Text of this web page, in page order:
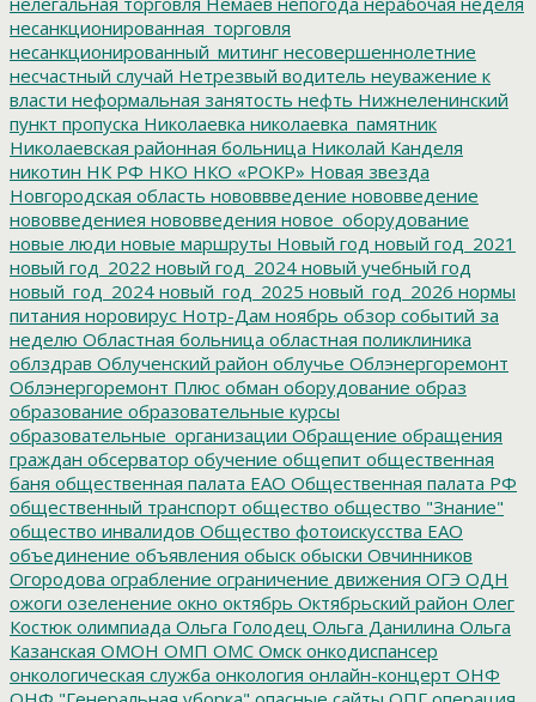
несанкционированная_торговля
несанкционированный_митинг несовершеннолетние
несчастный случай Нетрезвый водитель неуважение к
власти неформальная занятость нефть Нижнеленинский
пункт пропуска Николаевка николаевка_памятник
Николаевская районная больница Николай Канделя
никотин НК РФ НКО НКО «РОКР» Новая звезда
Новгородская область нововвведение нововведение
нововведениея нововведения новое_оборудование
новые люди новые маршруты Новый год новый год_2021
новый год_2022 новый год_2024 новый учебный год
новый_год_2024 новый_год_2025 новый_год_2026 нормы
питания норовирус Нотр-Дам ноябрь обзор событий за
неделю Областная больница областная поликлиника
облздрав Облученский район облучье Облэнергоремонт
Облэнергоремонт Плюс обман оборудование образ
образование образовательные курсы
образовательные_организации Обращение обращения
граждан обсерватор обучение общепит общественная
баня общественная палата ЕАО Общественная палата РФ
общественный транспорт общество общество "Знание"
общество инвалидов Общество фотоискусства ЕАО
объединение объявления обыск обыски Овчинников
Огородова ограбление ограничение движения ОГЭ ОДН
ожоги озеленение окно октябрь Октябрьский район Олег
Костюк олимпиада Ольга Голодец Ольга Данилина Ольга
Казанская ОМОН ОМП ОМС Омск онкодиспансер
онкологическая служба онкология онлайн-концерт ОНФ